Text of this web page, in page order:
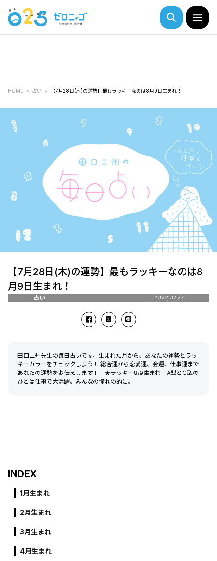
HOME 占い 【7月28日(木)の運勢】最もラッキーなのは8月9日生まれ！
【7月28日(木)の運勢】最もラッキーなのは8
月9日生まれ！
占い 2022.07.27
田口二州先生の毎日占いです。生まれた月から、あなたの運勢とラッ
キーカラーをチェックしよう！ 総合運から恋愛運、金運、仕事運まで
あなたの運勢をお伝えします！ ★ラッキー8/9生まれ A型とO型の
ひとは仕事で大活躍。みんなの憧れの的に。
INDEX
1月生まれ
2月生まれ
3月生まれ
4月生まれ